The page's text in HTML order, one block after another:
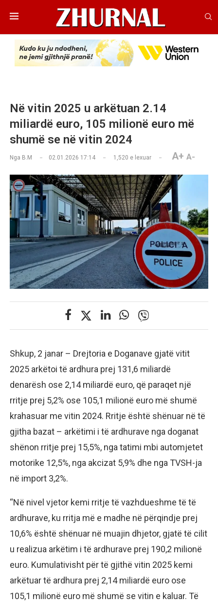
Në vitin 2025 u arkëtuan 2.14
miliardë euro, 105 milionë euro më
shumë se në vitin 2024
Nga B.M 02.01.2026 17:14 1,520 e lexuar A+ A-
Shkup, 2 janar – Drejtoria e Doganave gjatë vitit
2025 arkëtoi të ardhura prej 131,6 miliardë
denarësh ose 2,14 miliardë euro, që paraqet një
rritje prej 5,2% ose 105,1 milionë euro më shumë
krahasuar me vitin 2024. Rritje është shënuar në të
gjitha bazat – arkëtimi i të ardhurave nga doganat
shënon rritje prej 15,5%, nga tatimi mbi automjetet
motorike 12,5%, nga akcizat 5,9% dhe nga TVSH-ja
në import 3,2%.
“Në nivel vjetor kemi rritje të vazhdueshme të të
ardhurave, ku rritja më e madhe në përqindje prej
10,6% është shënuar në muajin dhjetor, gjatë të cilit
u realizua arkëtim i të ardhurave prej 190,2 milionë
euro. Kumulativisht për të gjithë vitin 2025 kemi
arkëtuar të ardhura prej 2,14 miliardë euro ose
105,1 milionë euro më shumë se vitin e kaluar. Të